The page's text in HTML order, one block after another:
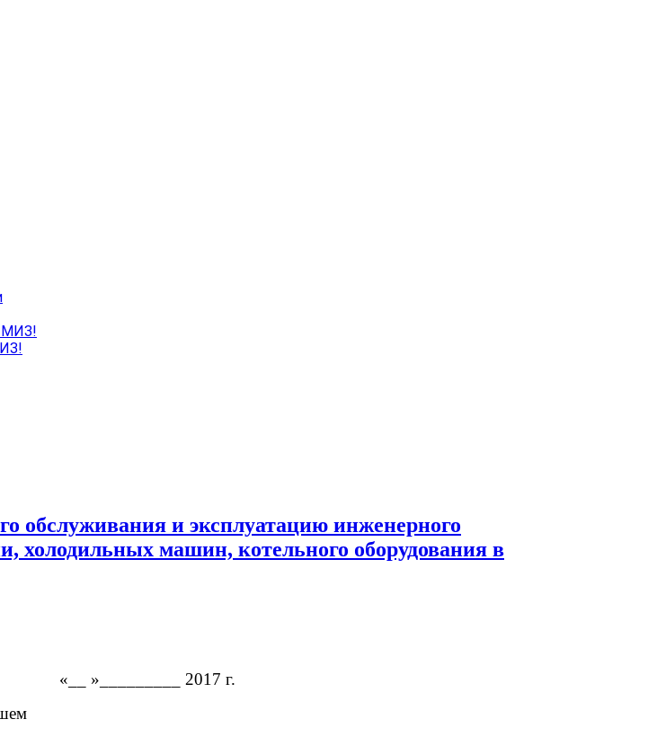
обслуживания и эксплуатацию инженерного
холодильных машин, котельного оборудования в
2017 г.